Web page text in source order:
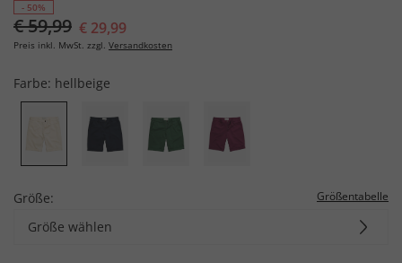
- 50%
€ 59,99 € 29,99
Preis inkl. MwSt. zzgl. Versandkosten
Farbe: hellbeige
Größe: Größentabelle
Größe wählen